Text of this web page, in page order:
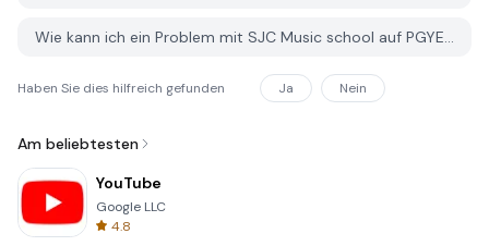
Wie kann ich ein Problem mit SJC Music school auf PGYER APK HUB melden?
Haben Sie dies hilfreich gefunden Ja Nein
Am beliebtesten
YouTube
Google LLC
4.8